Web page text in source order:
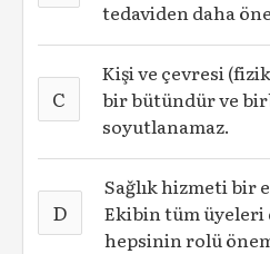
tedaviden daha
C
Kişi ve çevresi
bir bütündür ve
soyutlanamaz.
D
Sağlık hizmeti bir
Ekibin tüm üyeleri
hepsinin rolü